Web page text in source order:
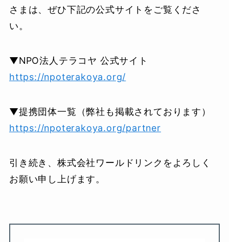
さまは、ぜひ下記の公式サイトをご覧くださ
い。
▼NPO法人テラコヤ 公式サイト
https://npoterakoya.org/
▼提携団体一覧（弊社も掲載されております）
https://npoterakoya.org/partner
引き続き、株式会社ワールドリンクをよろしく
お願い申し上げます。